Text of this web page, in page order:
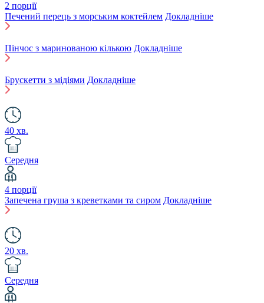
2 порції
Печений перець з морським коктейлем Докладніше
Пінчос з маринованою кількою Докладніше
Брускетти з мідіями Докладніше
40 хв.
Середня
4 порції
Запечена груша з креветками та сиром Докладніше
20 хв.
Середня